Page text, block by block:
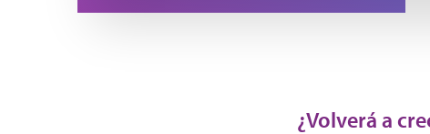
¿Volverá a